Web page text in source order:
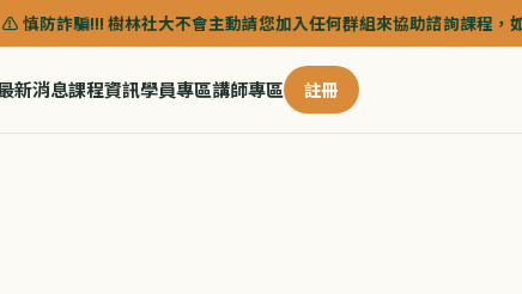
不會主動請您加入任何群組來協助諮詢課程，如需以 LINE 諮詢，
新消息課程資訊學員專區講師專區 註冊